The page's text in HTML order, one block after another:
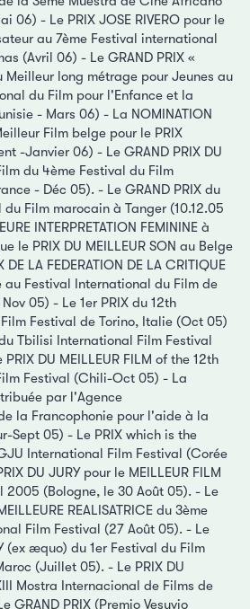
06) - Le PRIX JOSE RIVERO pour le
au 7ème Festival international
(Avril 06) - Le GRAND PRIX «
Meilleur long métrage pour Jeunes au
du Film pour l'Enfance et la
- Mars 06) - La NOMINATION
Film belge pour le PRIX
-Janvier 06) - Le GRAND PRIX DU
du 4ème Festival du Film
- Déc 05). - Le GRAND PRIX du
Film marocain à Tanger (10.12.05
INTERPRETATION FEMININE à
le PRIX DU MEILLEUR SON au Belge
LA FEDERATION DE LA CRITIQUE
au Festival International du Film de
05) - Le 1er PRIX du 12th
Festival de Torino, Italie (Oct 05)
du Tbilisi International Film Festival
DU MEILLEUR FILM of the 12th
Festival (Chili-Oct 05) - La
par l'Agence
la Francophonie pour l'aide à la
Sept 05) - Le PRIX which is the
International Film Festival (Corée
DU JURY pour le MEILLEUR FILM
2005 (Bologne, le 30 Août 05). - Le
REALISATRICE du 3ème
Film Festival (27 Août 05). - Le
(ex æquo) du 1er Festival du Film
(Juillet 05). - Le PRIX DU
Mostra Internacional de Films de
GRAND PRIX (Premio Vesuvio